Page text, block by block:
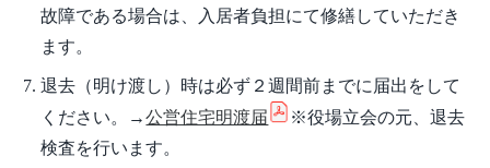
故障である場合は、入居者負担にて修繕していただき
ます。
退去（明け渡し）時は必ず２週間前までに届出をして
ください。→公営住宅明渡届
※役場立会の元、退去
検査を行います。